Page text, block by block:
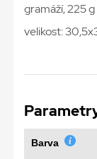
gramáží, 225 g
velikost:
Barva